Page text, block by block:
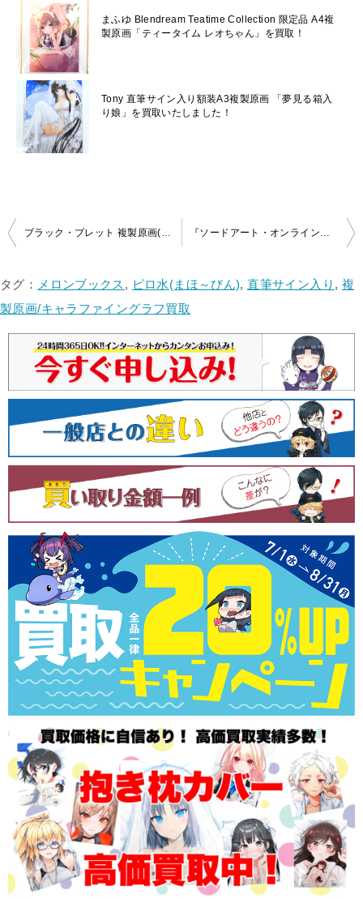
まふゆ Blendream Teatime Collection 限定品 A4複
製原画「ティータイム レオちゃん」を買取！
Tony 直筆サイン入り額装A3複製原画 「夢見る箱入
り娘」を買取いたしました！
投
ナ
ビ
ョ
ン
タグ： メロンブックス , ピロ水(まほ～びん),直筆サイン入り , 複
製原画/キャラファイングラフ買取